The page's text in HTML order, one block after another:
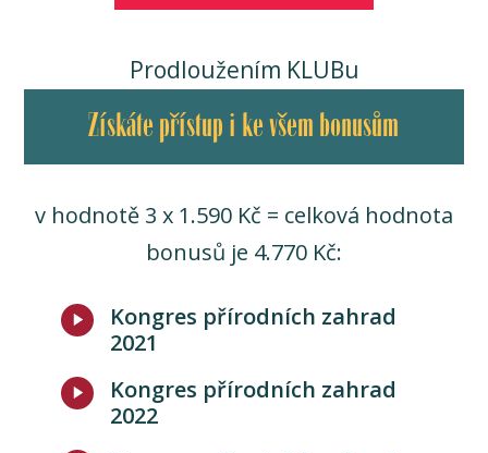
Prodloužením KLUBu
Získáte přístup i ke všem bonusům
v hodnotě 3 x 1.590 Kč = celková hodnota
bonusů je 4.770 Kč:
Kongres přírodních zahrad
2021
Kongres přírodních zahrad
2022